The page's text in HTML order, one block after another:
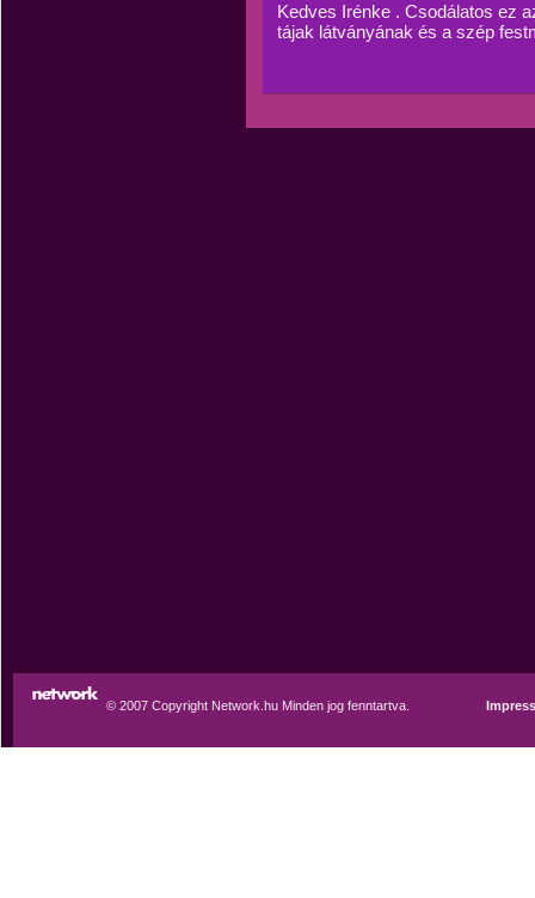
Kedves Irénke . Csodálatos ez
tájak látványának és a szép
© 2007 Copyright Network.hu Minden jog fenntartva.